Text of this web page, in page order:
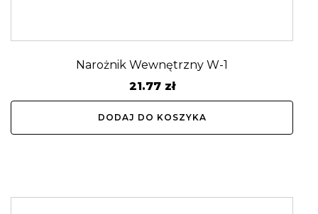
Narożnik Wewnętrzny W-1
21.77 zł
DODAJ DO KOSZYKA